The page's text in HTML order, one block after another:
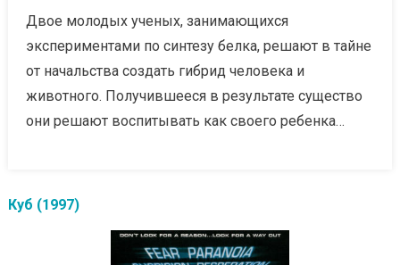
Двое молодых ученых, занимающихся
экспериментами по синтезу белка, решают в тайне
от начальства создать гибрид человека и
животного. Получившееся в результате существо
они решают воспитывать как своего ребенка…
Куб (1997)